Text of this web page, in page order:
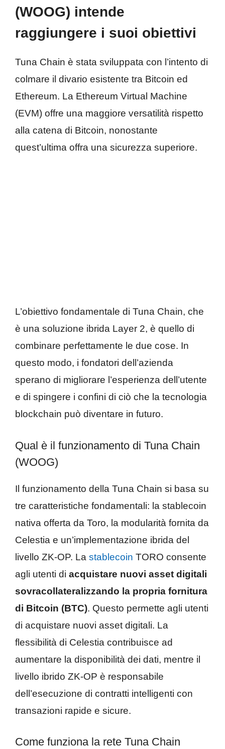
(WOOG) intende
raggiungere i suoi obiettivi
Tuna Chain è stata sviluppata con l’intento di
colmare il divario esistente tra Bitcoin ed
Ethereum. La Ethereum Virtual Machine
(EVM) offre una maggiore versatilità rispetto
alla catena di Bitcoin, nonostante
quest’ultima offra una sicurezza superiore.
L’obiettivo fondamentale di Tuna Chain, che
è una soluzione ibrida Layer 2, è quello di
combinare perfettamente le due cose. In
questo modo, i fondatori dell’azienda
sperano di migliorare l’esperienza dell’utente
e di spingere i confini di ciò che la tecnologia
blockchain può diventare in futuro.
Qual è il funzionamento di Tuna Chain
(WOOG)
Il funzionamento della Tuna Chain si basa su
tre caratteristiche fondamentali: la stablecoin
nativa offerta da Toro, la modularità fornita da
Celestia e un’implementazione ibrida del
livello ZK-OP. La stablecoin TORO consente
agli utenti di acquistare nuovi asset digitali
sovracollateralizzando la propria fornitura
di Bitcoin (BTC). Questo permette agli utenti
di acquistare nuovi asset digitali. La
flessibilità di Celestia contribuisce ad
aumentare la disponibilità dei dati, mentre il
livello ibrido ZK-OP è responsabile
dell’esecuzione di contratti intelligenti con
transazioni rapide e sicure.
Come funziona la rete Tuna Chain